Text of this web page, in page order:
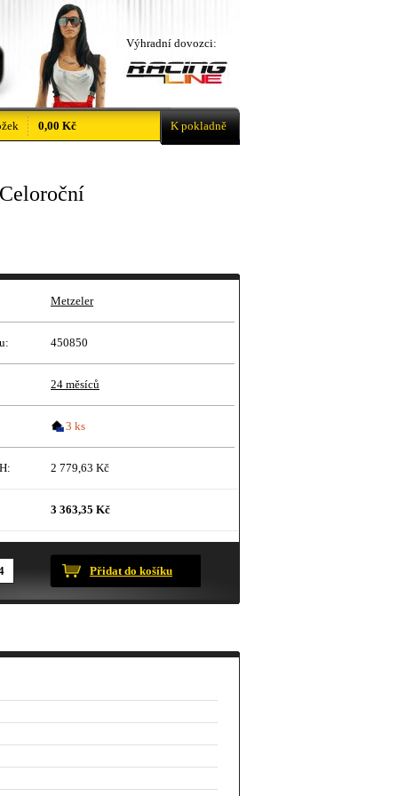
Metzeler
450850
24 měsíců
3 ks
2 779,63 Kč
3 363,35 Kč
Přidat do košíku
Výhradní dovozci:
0,00 Kč K pokladně